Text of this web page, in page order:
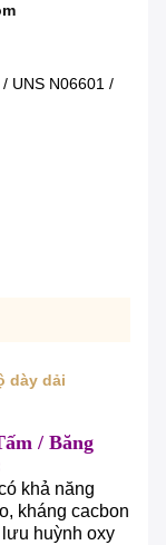
UNS N06601 /
dày dải
/ Băng
khả năng
kháng cacbon
huỳnh oxy